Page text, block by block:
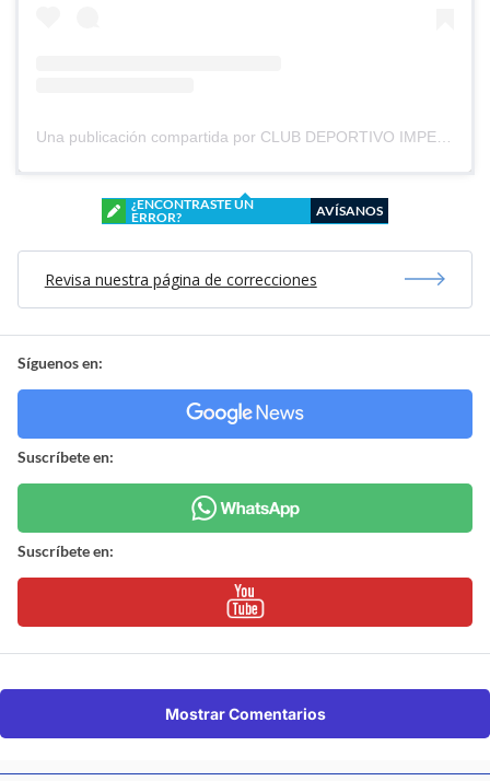
¿ENCONTRASTE UN
ERROR?
AVÍSANOS
Revisa nuestra página de correcciones
Síguenos en:
Suscríbete en:
Suscríbete en:
Mostrar Comentarios